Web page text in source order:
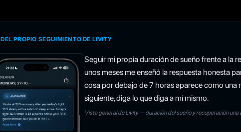
DEL PROPIO SEGUIMIENTO DE LIVITY
Seguir mi propia duración de sueño frente a la
unos meses me enseñó la respuesta honesta
cosa por debajo de 7 horas aparece como una
siguiente, diga lo que diga a mí mismo.
Vista general de Livity — duración del sueño y recuperación una